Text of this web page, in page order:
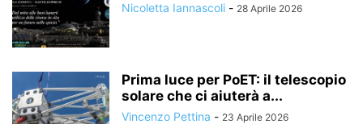
Nicoletta Iannascoli - 28 Aprile 2026
Prima luce per PoET: il telescopio
solare che ci aiuterà a...
Vincenzo Pettina - 23 Aprile 2026